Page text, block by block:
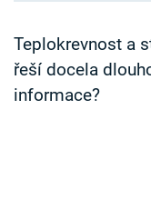
Teplokrevnost a
řeší docela
informace?